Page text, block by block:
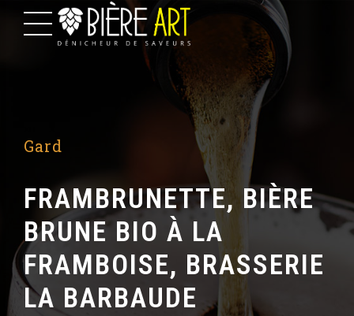
Gard
FRAMBRUNETTE, BIÈRE
BRUNE BIO À LA
FRAMBOISE, BRASSERIE
LA BARBAUDE